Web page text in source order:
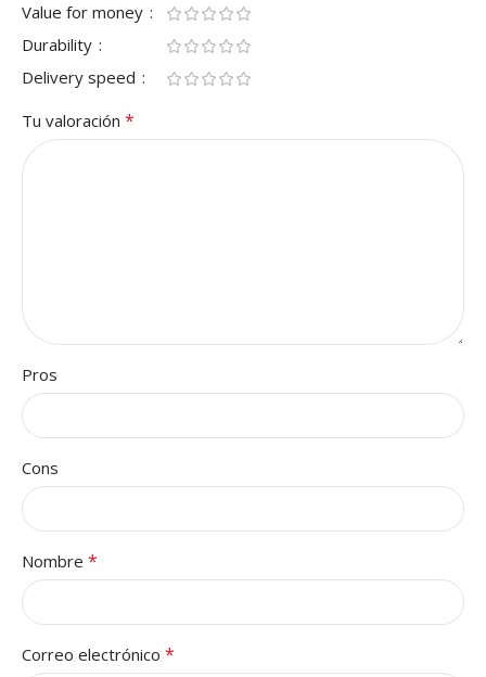
Value for money
Durability
Delivery speed
Tu valoración *
Pros
Cons
Nombre *
Correo electrónico *